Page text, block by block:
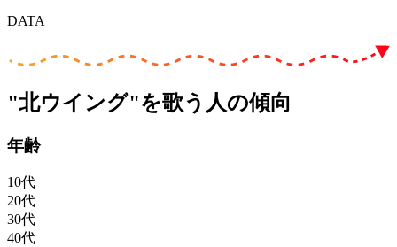
DATA
"北ウイング"を歌う人の傾向
年齢
10代
20代
30代
40代